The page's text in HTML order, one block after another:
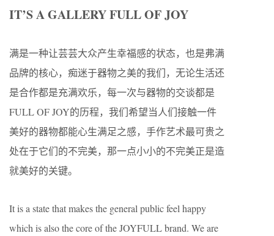
IT’S A GALLERY FULL OF JOY
满是一种让芸芸大众产生幸福感的状态，也是弗满
品牌的核心，痴迷于器物之美的我们，无论生活还
是合作都是充满欢乐，每一次与器物的交谈都是
FULL OF JOY的历程，我们希望当人们接触一件
美好的器物都能心生满足之感，手作艺术最可贵之
处在于它们的不完美，那一点小小的不完美正是造
就美好的关键。
It is a state that makes the general public feel happy
which is also the core of the JOYFULL brand. We are